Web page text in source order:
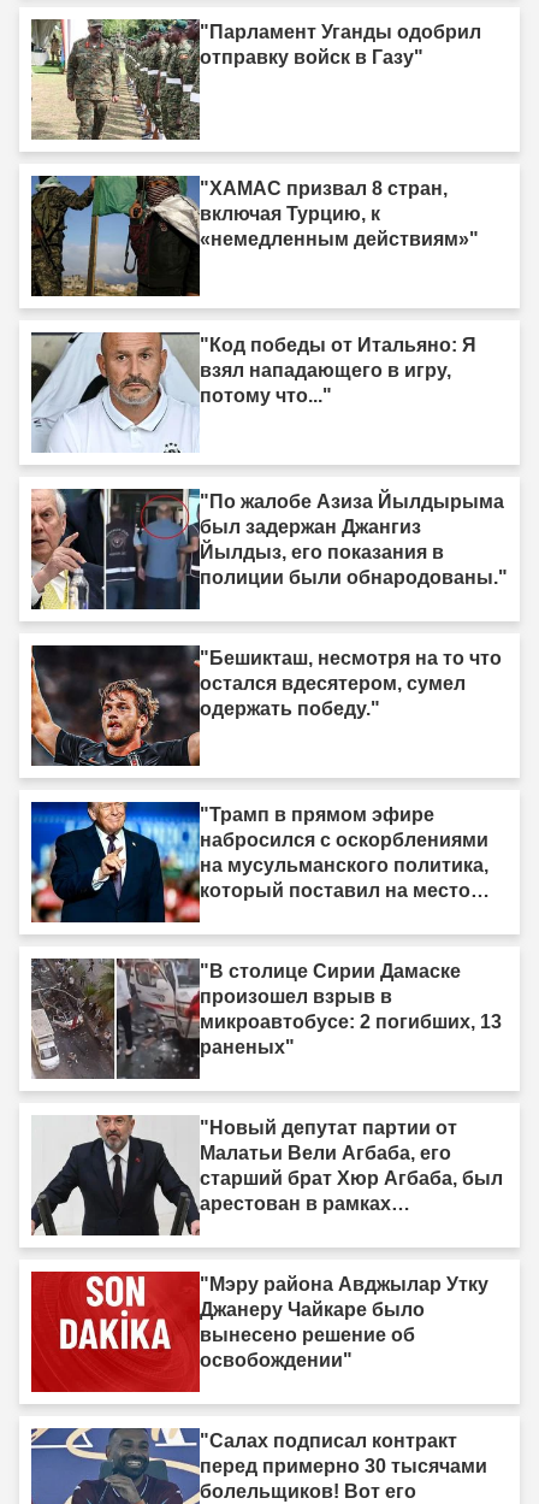
"Парламент Уганды одобрил
отправку войск в Газу"
"ХАМАС призвал 8 стран,
включая Турцию, к
«немедленным действиям»"
"Код победы от Итальяно: Я
взял нападающего в игру,
потому что..."
"По жалобе Азиза Йылдырыма
был задержан Джангиз
Йылдыз, его показания в
полиции были обнародованы."
"Бешикташ, несмотря на то что
остался вдесятером, сумел
одержать победу."
"Трамп в прямом эфире
набросился с оскорблениями
на мусульманского политика,
который поставил на место
смотрю на него, я вижу только
дерьмо»"
"В столице Сирии Дамаске
произошел взрыв в
микроавтобусе: 2 погибших, 13
раненых"
"Новый депутат партии от
Малатьи Вели Агбаба, его
старший брат Хюр Агбаба, был
арестован в рамках
"Мэру района Авджылар Утку
Джанеру Чайкаре было
вынесено решение об
освобождении"
"Салах подписал контракт
перед примерно 30 тысячами
болельщиков! Вот его